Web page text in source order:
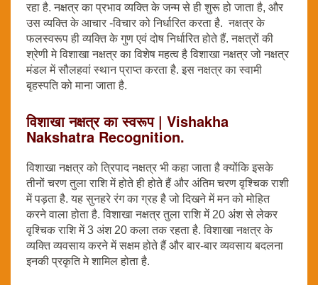
रहा है. नक्षत्र का प्रभाव व्यक्ति के जन्म से ही शुरू हो जाता है, और
उस व्यक्ति के आचार -विचार को निर्धारित करता है. नक्षत्र के
फलस्वरूप ही व्यक्ति के गुण एवं दोष निर्धारित होते हैं. नक्षत्रों की
श्रेणी मे विशाखा नक्षत्र का विशेष महत्व है विशाखा नक्षत्र जो नक्षत्र
मंडल में सौलहवां स्थान प्राप्त करता है. इस नक्षत्र का स्वामी
बृहस्पति को माना जाता है.
विशाखा नक्षत्र का स्वरूप | Vishakha
Nakshatra Recognition.
विशाखा नक्षत्र को त्रिपाद नक्षत्र भी कहा जाता है क्योंकि इसके
तीनों चरण तुला राशि में होते ही होते हैं और अंतिम चरण वृश्चिक राशी
में पड़ता है. यह सुनहरे रंग का ग्रह है जो दिखने में मन को मोहित
करने वाला होता है. विशाखा नक्षत्र तुला राशि में 20 अंश से लेकर
वृश्चिक राशि में 3 अंश 20 कला तक रहता है. विशाखा नक्षत्र के
व्यक्ति व्यवसाय करने में सक्षम होते हैं और बार-बार व्यवसाय बदलना
इनकी प्रकृति मे शामिल होता है.